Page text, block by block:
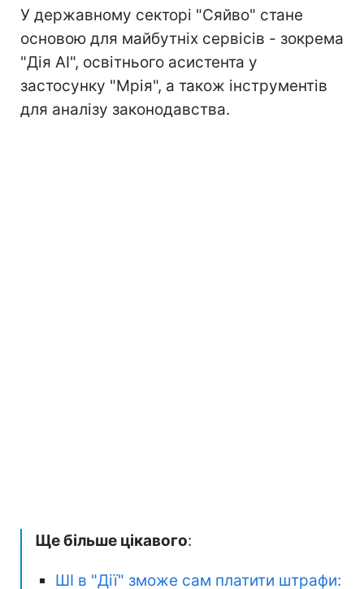
У державному секторі "Сяйво" стане
основою для майбутніх сервісів - зокрема
"Дія AI", освітнього асистента у
застосунку "Мрія", а також інструментів
для аналізу законодавства.
Ще більше цікавого:
ШІ в "Дії" зможе сам платити штрафи: